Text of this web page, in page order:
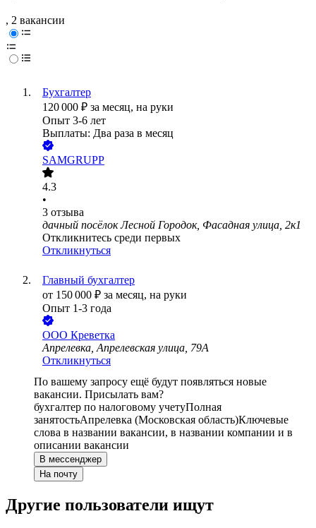
, 2 вакансии
Бухгалтер
120 000 ₽ за месяц, на руки
Опыт 3-6 лет
Выплаты: Два раза в месяц
SAMGRUPP
4.3
•
3 отзыва
дачный посёлок Лесной Городок, Фасадная улица, 2к1
Откликнитесь среди первых
Откликнуться
Главный бухгалтер
от 150 000 ₽ за месяц, на руки
Опыт 1-3 года
ООО Креветка
Апрелевка, Апрелевская улица, 79А
Откликнуться
По вашему запросу ещё будут появляться новые
вакансии. Присылать вам?
бухгалтер по налоговому учетуПолная
занятостьАпрелевка (Московская область)Ключевые
слова в названии вакансии, в названии компании и в
описании вакансии
В мессенджер
На почту
Другие пользователи ищут